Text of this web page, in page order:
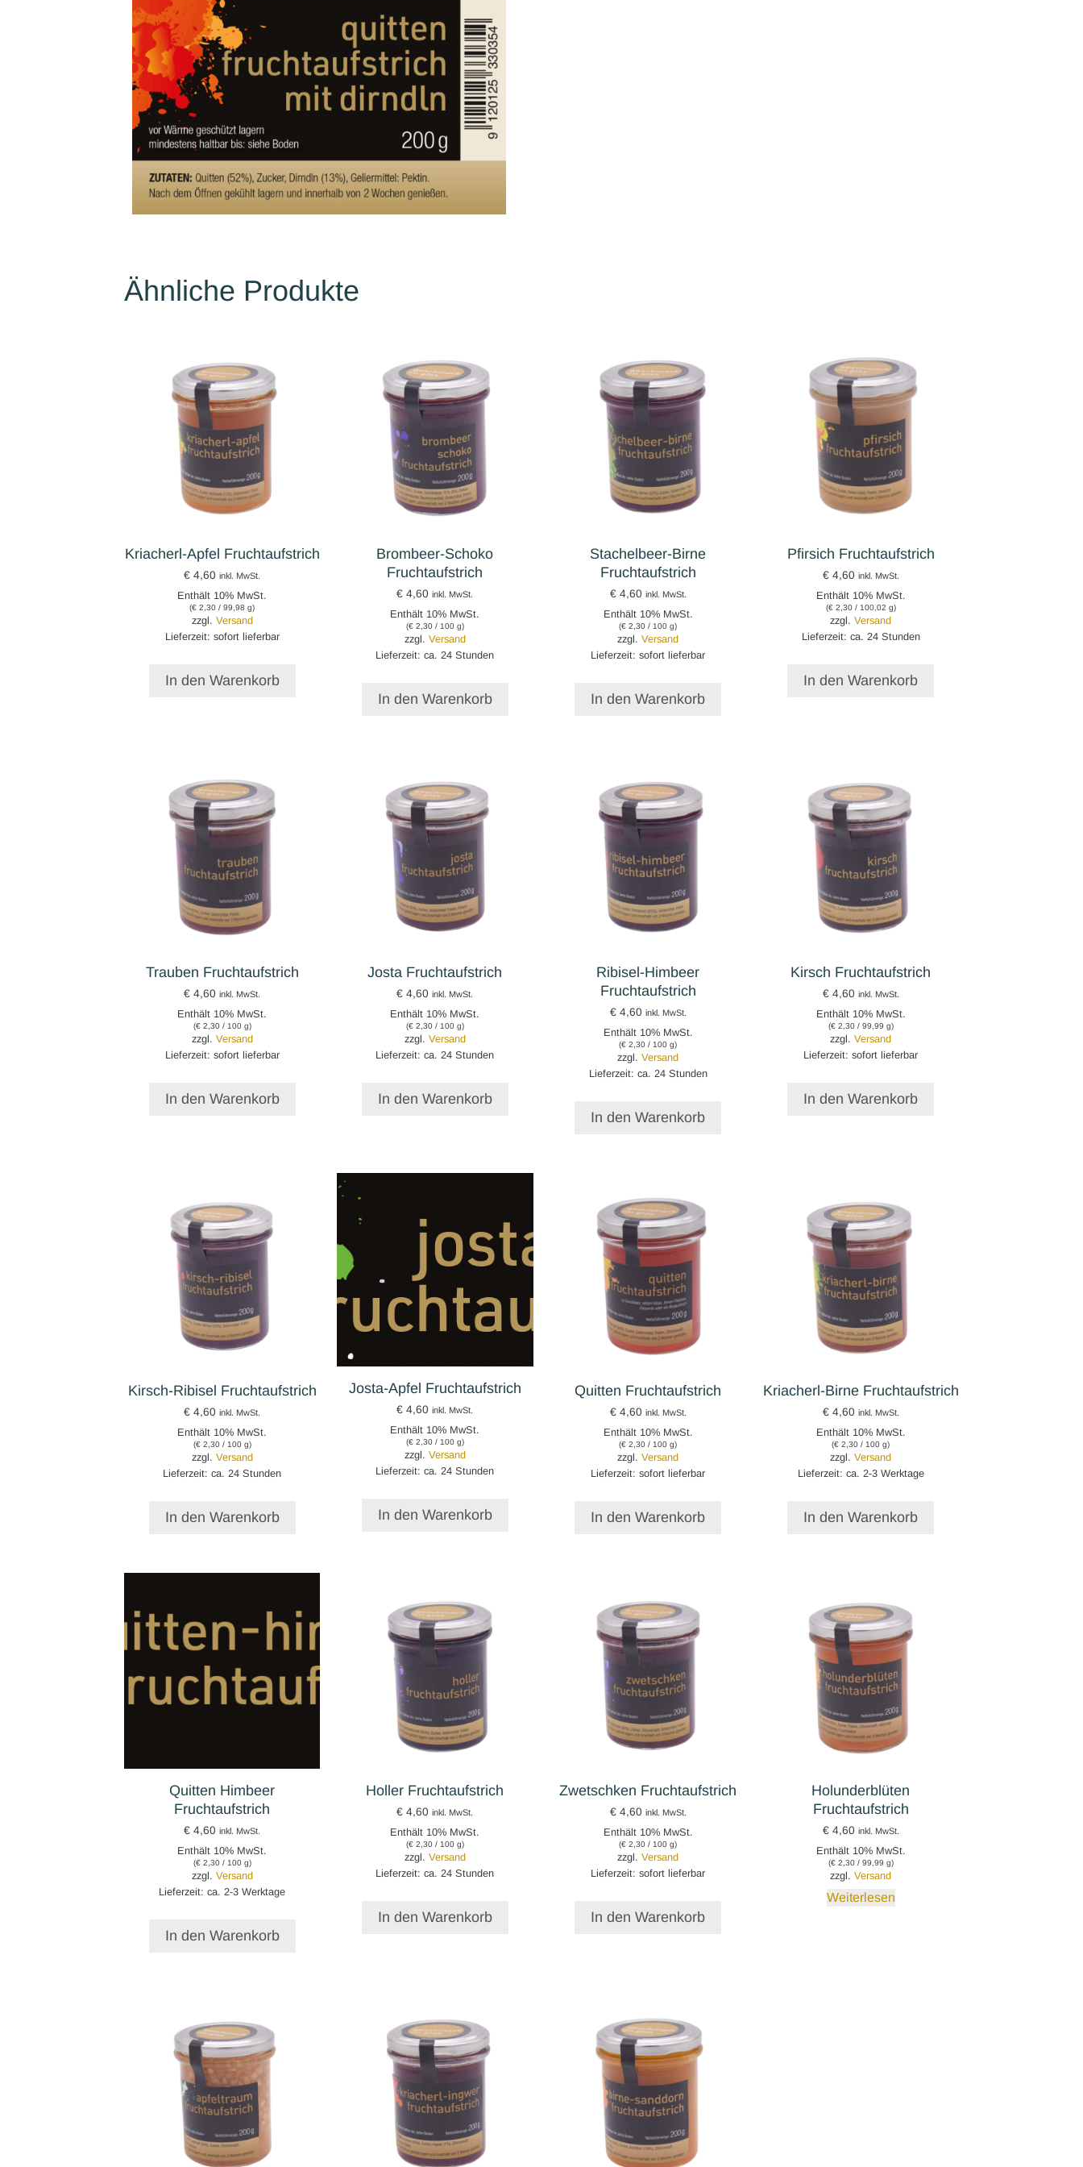
Ähnliche Produkte
Kriacherl-Apfel Fruchtaufstrich
€ 4,60 inkl. MwSt.
Enthält 10% MwSt.
(€ 2,30 / 99,98 g)
zzgl. Versand
Lieferzeit: sofort lieferbar
In den Warenkorb
Brombeer-Schoko
Fruchtaufstrich
€ 4,60 inkl. MwSt.
Enthält 10% MwSt.
(€2,30/ 100 g)
zzgl. Versand
Lieferzeit: ca. 24 Stunden
In den Warenkorb
Stachelbeer-Birne
Fruchtaufstrich
€4,60 inkl. MwSt.
Enthält 10% MwSt.
(€ 2,30 / 100 g)
zzgl.Versand
Lieferzeit: sofort lieferbar
In den Warenkorb
Pfirsich Fruchtaufstrich
€4,60 inkl. MwSt.
Enthält 10% MwSt.
(€2,30/ 100,02 g)
zzgl.Versand
Lieferzeit: ca. 24 Stunden
In den Warenkorb
Trauben Fruchtaufstrich
€ 4,60 inkl. MwSt.
Enthält 10% MwSt.
(€2,30/ 100 g)
zzgl. Versand
Lieferzeit: sofort lieferbar
In den Warenkorb
Josta Fruchtaufstrich
€ 4,60 inkl. MwSt.
Enthält 10% MwSt.
(€2,30/ 100 g)
zzgl. Versand
Lieferzeit: ca. 24 Stunden
In den Warenkorb
Ribisel-Himbeer
Fruchtaufstrich
€4,60 inkl. MwSt.
Enthält 10% MwSt.
(€ 2,30 / 100 g)
zzgl.Versand
Lieferzeit: ca. 24 Stunden
In den Warenkorb
Kirsch Fruchtaufstrich
€4,60 inkl. MwSt.
Enthält 10% MwSt.
(€2,30/ 99,99 g)
zzgl.Versand
Lieferzeit: sofort lieferbar
In den Warenkorb
Kirsch-Ribisel Fruchtaufstrich
€ 4,60 inkl. MwSt.
Enthält 10% MwSt.
(€2,30/ 100 g)
zzgl. Versand
Lieferzeit: ca. 24 Stunden
In den Warenkorb
Josta-Apfel Fruchtaufstrich
€ 4,60 inkl. MwSt.
Enthält 10% MwSt.
(€2,30/ 100 g)
zzgl. Versand
Lieferzeit: ca. 24 Stunden
In den Warenkorb
Quitten Fruchtaufstrich
€4,60 inkl. MwSt.
Enthält 10% MwSt.
(€ 2,30 / 100 g)
zzgl.Versand
Lieferzeit: sofort lieferbar
In den Warenkorb
Kriacherl-Birne Fruchtaufstrich
€4,60 inkl. MwSt.
Enthält 10% MwSt.
(€ 2,30 / 100 g)
zzgl.Versand
Lieferzeit: ca. 2-3 Werktage
In den Warenkorb
Quitten Himbeer
Fruchtaufstrich
€ 4,60 inkl. MwSt.
Enthält 10% MwSt.
(€2,30/ 100 g)
zzgl. Versand
Lieferzeit: ca. 2-3 Werktage
In den Warenkorb
Holler Fruchtaufstrich
€ 4,60 inkl. MwSt.
Enthält 10% MwSt.
(€2,30/ 100 g)
zzgl. Versand
Lieferzeit: ca. 24 Stunden
In den Warenkorb
Zwetschken Fruchtaufstrich
€4,60 inkl. MwSt.
Enthält 10% MwSt.
(€ 2,30 / 100 g)
zzgl.Versand
Lieferzeit: sofort lieferbar
In den Warenkorb
Holunderblüten
Fruchtaufstrich
€4,60 inkl. MwSt.
Enthält 10% MwSt.
(€2,30/ 99,99 g)
zzgl.Versand
Weiterlesen